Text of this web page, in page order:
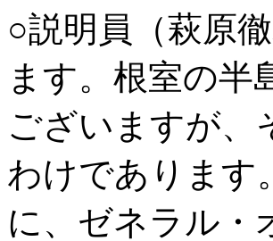
○説明員（萩原
ます。根室の半
ございますが、
わけであります
に、ゼネラル・